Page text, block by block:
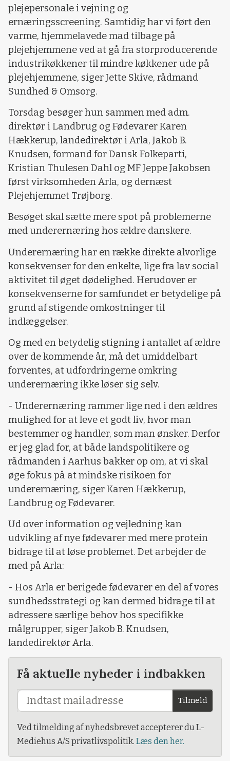
plejepersonale i vejning og
ernæringsscreening. Samtidig har vi ført den
varme, hjemmelavede mad tilbage på
plejehjemmene ved at gå fra storproducerende
industrikøkkener til mindre køkkener ude på
plejehjemmene, siger Jette Skive, rådmand
Sundhed & Omsorg.
Torsdag besøger hun sammen med adm.
direktør i Landbrug og Fødevarer Karen
Hækkerup, landedirektør i Arla, Jakob B.
Knudsen, formand for Dansk Folkeparti,
Kristian Thulesen Dahl og MF Jeppe Jakobsen
først virksomheden Arla, og dernæst
Plejehjemmet Trøjborg.
Besøget skal sætte mere spot på problemerne
med underernæring hos ældre danskere.
Underernæring har en række direkte alvorlige
konsekvenser for den enkelte, lige fra lav social
aktivitet til øget dødelighed. Herudover er
konsekvenserne for samfundet er betydelige på
grund af stigende omkostninger til
indlæggelser.
Og med en betydelig stigning i antallet af ældre
over de kommende år, må det umiddelbart
forventes, at udfordringerne omkring
underernæring ikke løser sig selv.
- Underernæring rammer lige ned i den ældres
mulighed for at leve et godt liv, hvor man
bestemmer og handler, som man ønsker. Derfor
er jeg glad for, at både landspolitikere og
rådmanden i Aarhus bakker op om, at vi skal
øge fokus på at mindske risikoen for
underernæring, siger Karen Hækkerup,
Landbrug og Fødevarer.
Ud over information og vejledning kan
udvikling af nye fødevarer med mere protein
bidrage til at løse problemet. Det arbejder de
med på Arla:
- Hos Arla er berigede fødevarer en del af vores
sundhedsstrategi og kan dermed bidrage til at
adressere særlige behov hos specifikke
målgrupper, siger Jakob B. Knudsen,
landedirektør Arla.
Få aktuelle nyheder i indbakken
Tilmeld
Ved tilmelding af nyhedsbrevet accepterer du L-
Mediehus A/S privatlivspolitik. Læs den her.